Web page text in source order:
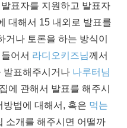
표자를 지원하고 발표자
대해서 15 내외로 발표를
나 토론을 하는 방식이
어서 라디오키즈님께서
발표해주시거나 나루터님
에 관해서 발표를 해주시
법에 대해서, 혹은 먹는
소개를 해주시면 어떨까